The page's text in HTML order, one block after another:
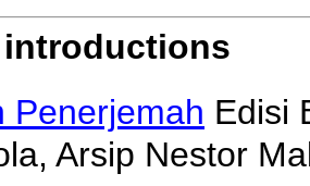
introductions
Penerjemah Edisi
Arsip Nestor